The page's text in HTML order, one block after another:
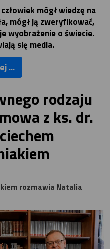
mógł wiedzę na
mógł ją zweryfikować,
wyobrażenie o świecie.
się media.
...
rodzaju
z ks. dr.
rozmawia Natalia